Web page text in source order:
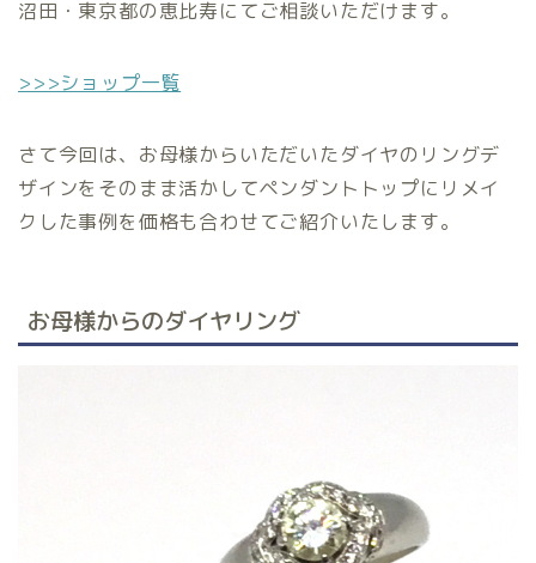
沼田・東京都の恵比寿にてご相談いただけます。
>>>ショップ一覧
さて今回は、お母様からいただいたダイヤのリングデ
ザインをそのまま活かしてペンダントトップにリメイ
クした事例を価格も合わせてご紹介いたします。
お母様からのダイヤリング